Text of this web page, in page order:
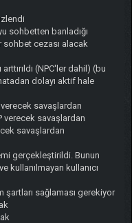
sohbetten banladığı
cezası alacak
(NPC'ler dahil) (bu
dolayı aktif hale
verecek savaşlardan
verecek savaşlardan
savaşlardan
gerçekleştirildi. Bunun
kullanılmayan kullanıcı
şartları sağlaması gerekiyor